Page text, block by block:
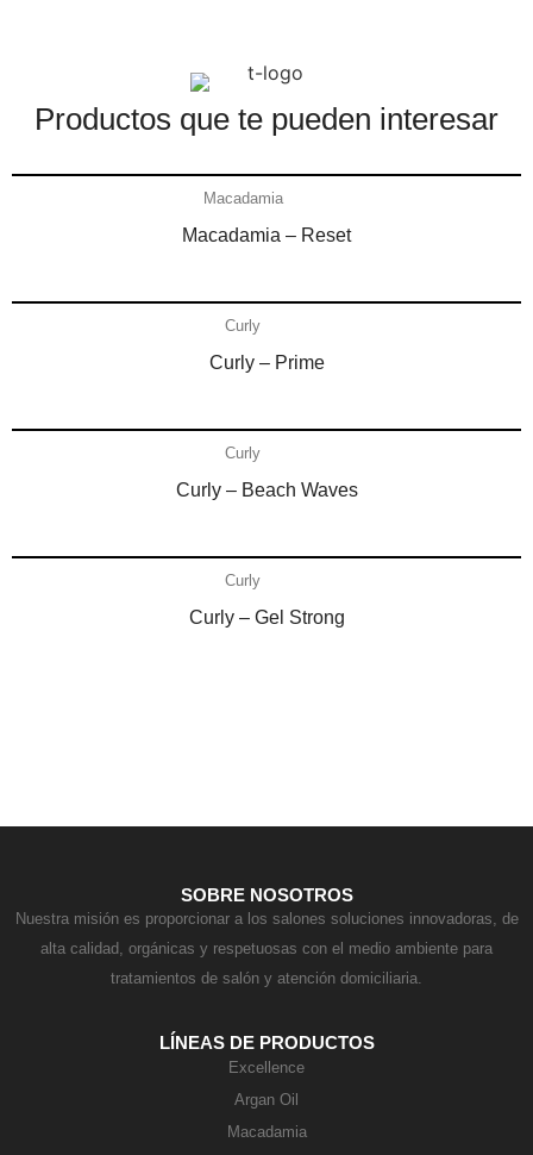
Productos que te pueden interesar​
Macadamia
Macadamia – Reset
Curly
Curly – Prime
Curly
Curly – Beach Waves
Curly
Curly – Gel Strong
SOBRE NOSOTROS
Nuestra misión es proporcionar a los salones soluciones innovadoras, de
alta calidad, orgánicas y respetuosas con el medio ambiente para
tratamientos de salón y atención domiciliaria.
LÍNEAS DE PRODUCTOS
Excellence
Argan Oil
Macadamia